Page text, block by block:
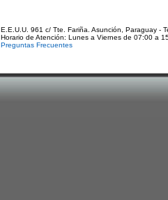
E.E.U.U. 961 c/ Tte. Fariña. Asunción, Paraguay -
Horario de Atención: Lunes a Viernes de 07:00 a
Preguntas Frecuentes